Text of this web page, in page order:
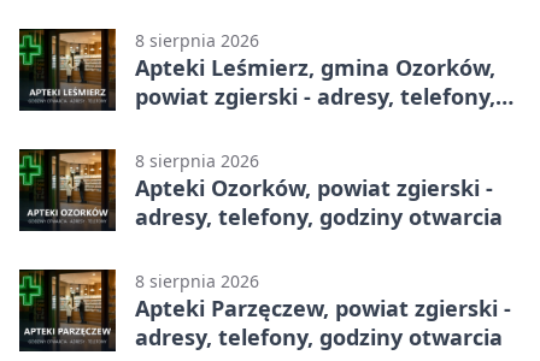
8 sierpnia 2026
Apteki Leśmierz, gmina Ozorków,
powiat zgierski - adresy, telefony,
8 sierpnia 2026
Apteki Ozorków, powiat zgierski -
adresy, telefony, godziny otwarcia
8 sierpnia 2026
Apteki Parzęczew, powiat zgierski -
adresy, telefony, godziny otwarcia